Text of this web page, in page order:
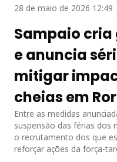
28 de maio de 2026 12:49
Sampaio cria
e anuncia
mitigar
cheias em
Entre as medidas
suspensão das férias dos
o recrutamento dos que
reforçar ações da força-